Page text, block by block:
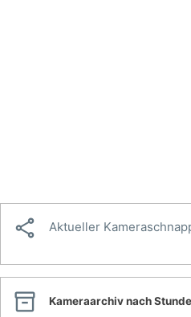
 Aktueller
 Kameraarchiv nach